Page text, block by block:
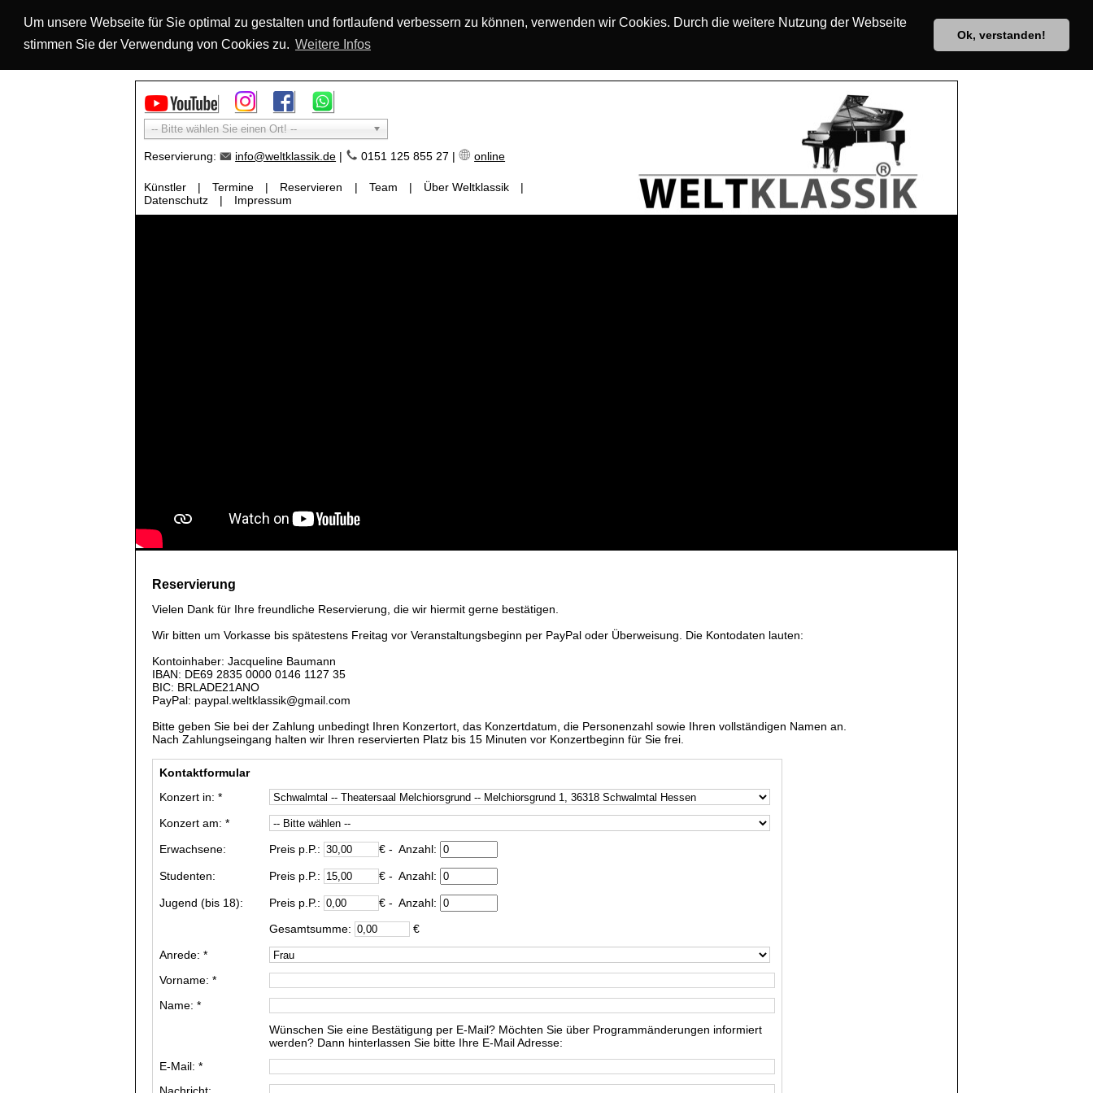
Um unsere Webseite für Sie optimal zu gestalten und fortlaufend verbessern zu können, verwenden wir Cookies. Durch die weitere Nutzung der Webseite
stimmen Sie der Verwendung von Cookies zu. Weitere Infos
Ok, verstanden!
-- Bitte wählen Sie einen Ort! --
Reservierung: info@weltklassik.de | 0151 125 855 27 | online
Künstler | Termine | Reservieren | Team | Über Weltklassik
|
Datenschutz
| Impressum
Reservierung
Vielen Dank für Ihre freundliche Reservierung, die wir hiermit gerne bestätigen.
Wir bitten um Vorkasse bis spätestens Freitag vor Veranstaltungsbeginn per PayPal oder Überweisung. Die Kontodaten lauten:
Kontoinhaber: Jacqueline Baumann
IBAN: DE69 2835 0000 0146 1127 35
BIC: BRLADE21ANO
PayPal: paypal.weltklassik@gmail.com
Bitte geben Sie bei der Zahlung unbedingt Ihren Konzertort, das Konzertdatum, die Personenzahl sowie Ihren vollständigen Namen an.
Nach Zahlungseingang halten wir Ihren reservierten Platz bis 15 Minuten vor Konzertbeginn für Sie frei.
Kontaktformular
Konzert in: *
Konzert am: *
Erwachsene:
Preis p.P.: € - Anzahl:
Studenten: Preis p.P.: € - Anzahl:
Jugend (bis 18): Preis p.P.: € - Anzahl:
Gesamtsumme:
€
Anrede: *
Vorname: *
Name: *
Wünschen Sie eine Bestätigung per E-Mail? Möchten Sie über Programmänderungen informiert
werden? Dann hinterlassen Sie bitte Ihre E-Mail Adresse:
E-Mail: *